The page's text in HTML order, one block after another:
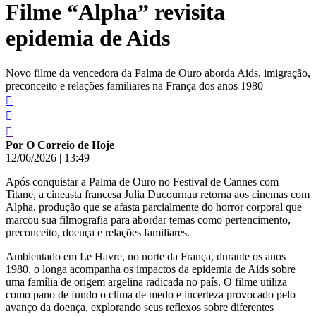
conteúdo
Filme “Alpha” revisita
epidemia de Aids
Novo filme da vencedora da Palma de Ouro aborda Aids, imigração,
preconceito e relações familiares na França dos anos 1980
Por O Correio de Hoje
12/06/2026 | 13:49
Após conquistar a Palma de Ouro no Festival de Cannes com
Titane, a cineasta francesa Julia Ducournau retorna aos cinemas com
Alpha, produção que se afasta parcialmente do horror corporal que
marcou sua filmografia para abordar temas como pertencimento,
preconceito, doença e relações familiares.
Ambientado em Le Havre, no norte da França, durante os anos
1980, o longa acompanha os impactos da epidemia de Aids sobre
uma família de origem argelina radicada no país. O filme utiliza
como pano de fundo o clima de medo e incerteza provocado pelo
avanço da doença, explorando seus reflexos sobre diferentes